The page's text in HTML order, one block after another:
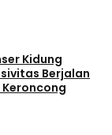
Kidung
Berjalan